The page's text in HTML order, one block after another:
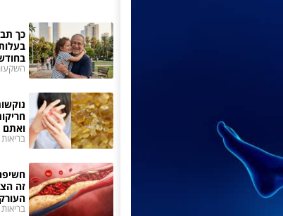
כך
ואתם
בריאות
זה
העורקים ב-
בריאות